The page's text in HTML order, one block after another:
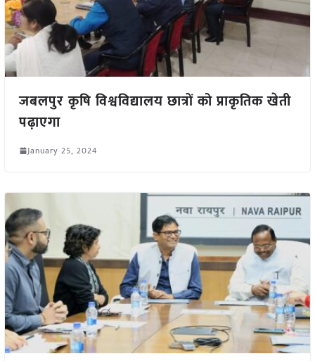
जबलपुर कृषि विश्वविद्यालय छात्रों को प्राकृतिक खेती
पढ़ाएगा
January 25, 2024